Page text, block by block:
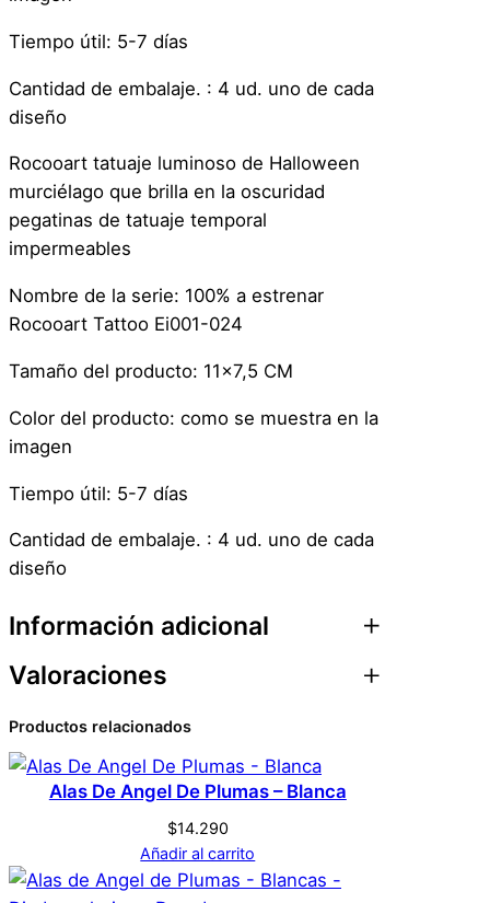
Tiempo útil: 5-7 días
Cantidad de embalaje. : 4 ud. uno de cada
diseño
Rocooart tatuaje luminoso de Halloween
murciélago que brilla en la oscuridad
pegatinas de tatuaje temporal
impermeables
Nombre de la serie: 100% a estrenar
Rocooart Tattoo Ei001-024
Tamaño del producto: 11×7,5 CM
Color del producto: como se muestra en la
imagen
Tiempo útil: 5-7 días
Cantidad de embalaje. : 4 ud. uno de cada
diseño
Información adicional
Atributos
Dimensiones
Marca Genérica
Color Verde
Valoraciones
0 valoraciones en
Tatuaje Fluorescente
Murciélagos 1 De Cada
Diseño
Productos relacionados
Alas De Angel De Plumas – Blanca
$14.290
Añadir al carrito